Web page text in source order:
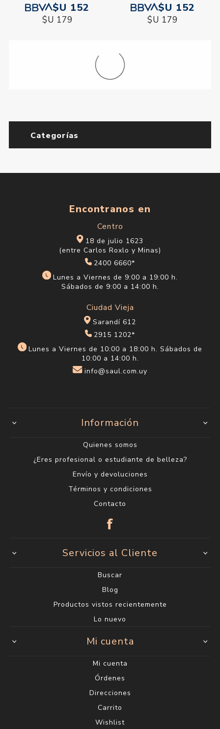
$U 152
$U 179
$U 152
$U 179
Categorías
Encontranos en
Centro
18 de julio 1623
(entre Carlos Roxlo y Minas)
2400 6660*
Lunes a Viernes de 9:00 a 19:00 h.
Sábados de 9:00 a 14:00 h.
Ciudad Vieja
Sarandí 612
2915 1202*
Lunes a Viernes de 10:00 a 18:00 h. Sábados de
10:00 a 14:00 h.
info@saul.com.uy
Información
Quienes somos
¿Eres profesional o estudiante de belleza?
Envío y devoluciones
Términos y condiciones
Contacto
Servicios al Cliente
Buscar
Blog
Productos vistos recientemente
Lo nuevo
Mi cuenta
Mi cuenta
Órdenes
Direcciones
Carrito
Wishlist